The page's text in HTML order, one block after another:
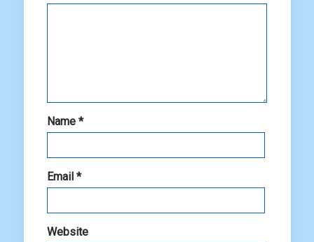
Name *
Email *
Website